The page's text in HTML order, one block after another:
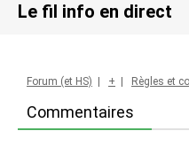
Le fil info en direct
Commentaires
Forum (et HS) + Règles et